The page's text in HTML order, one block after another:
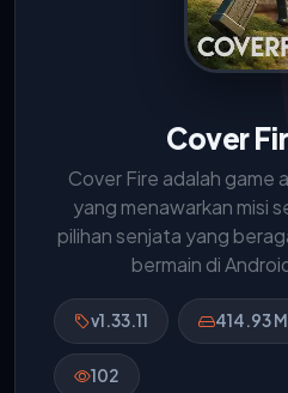
Cover
Cover Fire adalah
yang menawarkan misi
pilihan senjata yang
bermain di
v1.33.11 414.93
102